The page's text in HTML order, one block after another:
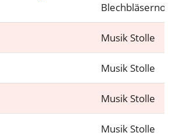
Blechbläsernoten
Musik Stolle
Musik Stolle
Musik Stolle
Musik Stolle